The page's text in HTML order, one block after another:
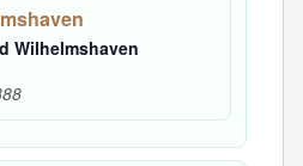
Wilhelmshaven